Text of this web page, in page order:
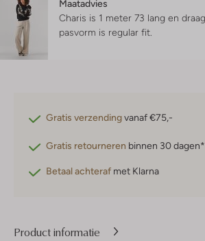
Maatadvies
Charis is 1 meter 73 lang en
pasvorm is regular fit
Gratis verzendingvanaf €75,-
Gratis retourneren binnen 30 dagen*
Betaal achteraf met Klarna
Product informatie